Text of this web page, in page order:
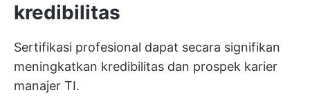
kredibilitas
Sertifikasi profesional dapat secara signifikan
meningkatkan kredibilitas dan prospek karier
manajer TI.